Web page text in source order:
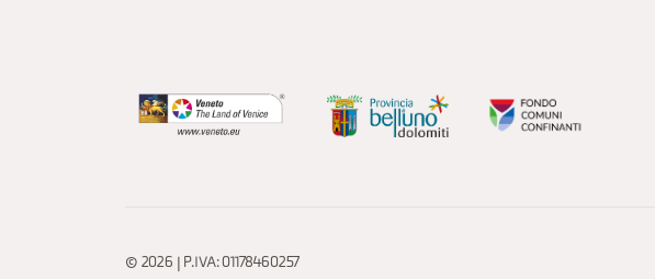
© 2026 | P.IVA: 01178460257